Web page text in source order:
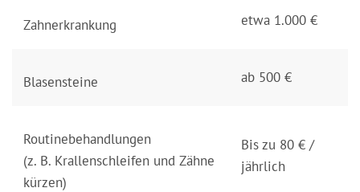
Zahnerkrankung etwa 1.000 €
Blasensteine ab 500 €
Routinebehandlungen
(z. B. Krallenschleifen und Zähne
kürzen)
Bis zu 80 € /
jährlich